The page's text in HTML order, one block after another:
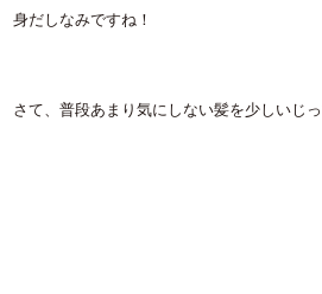
身だしなみですね！
さて、普段あまり気にしない髪を少しいじ